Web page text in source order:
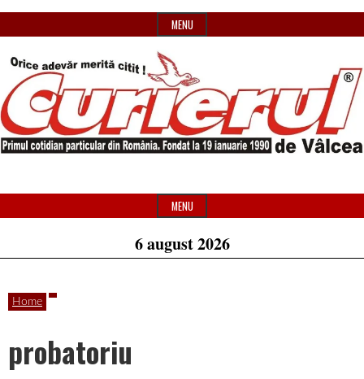
to
MENU
Curierul
de
Vâlcea
din
România
Header
Widget
MENU
6 august 2026
Home
probatoriu